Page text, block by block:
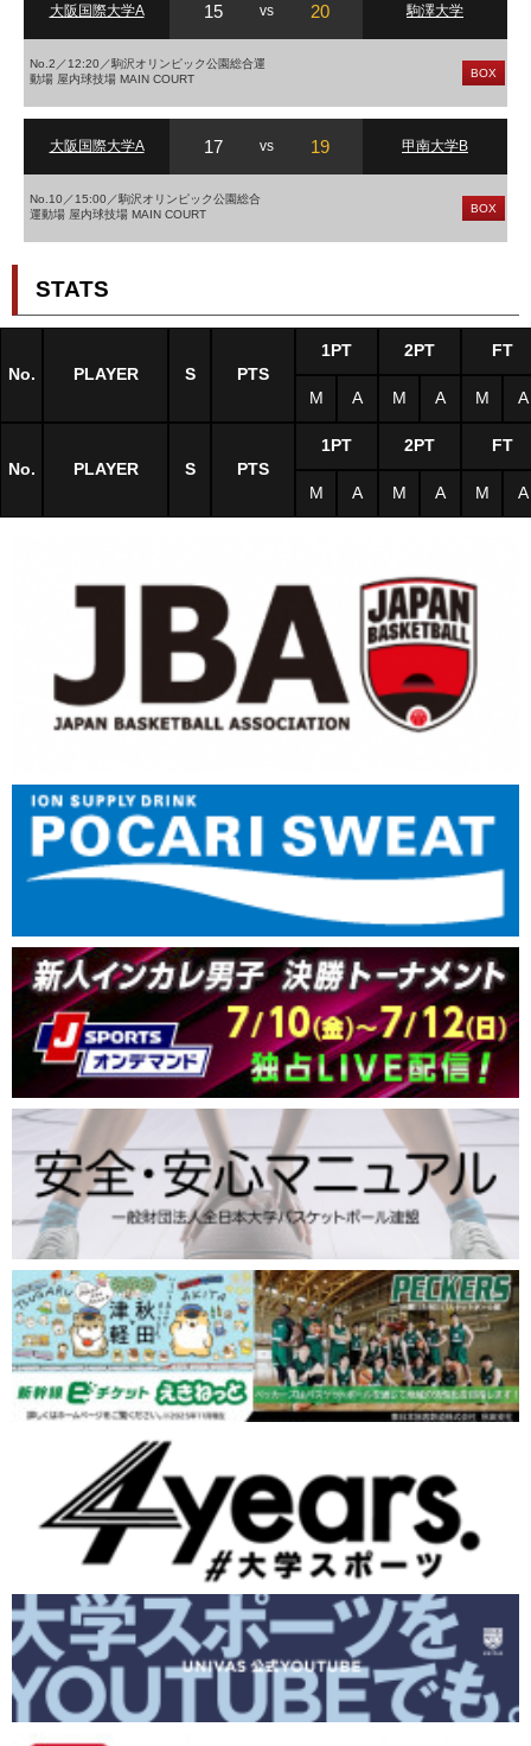
大阪国際大学A 15 vs 20 駒澤大学
No.2／12:20／駒沢オリンピック公園総合運
動場 屋内球技場 MAIN COURT
BOX
大阪国際大学A 17 vs 19 甲南大学B
No.10／15:00／駒沢オリンピック公園総合
運動場 屋内球技場 MAIN COURT
BOX
STATS
No. PLAYER S PTS
1PT 2PT FT
M A M A M A
No. PLAYER S PTS
1PT 2PT FT
M A M A M A